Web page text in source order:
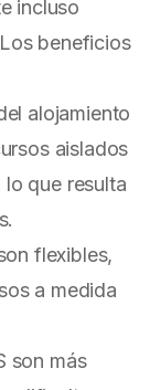
incluso
beneficios
alojamiento
aislados
que resulta
flexibles,
a medida
son más